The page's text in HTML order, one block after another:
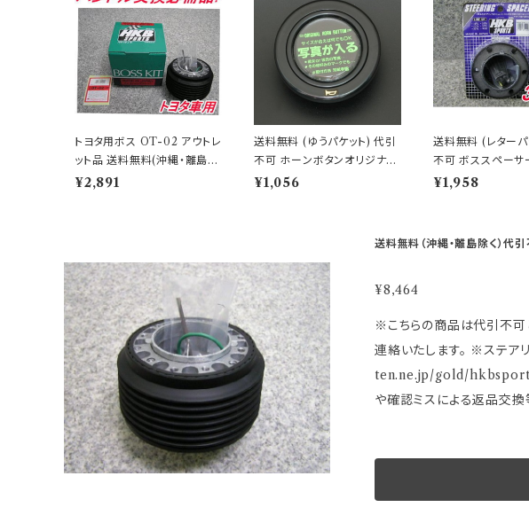
トヨタ用ボス OT-02 アウトレ
ット品 送料無料(沖縄・離島除
く)代引不可
¥2,891
送料無料 (ゆうパケット) 代引
不可 ホーンボタンオリジナル/
ブラック 【HB-11】
¥1,056
送料無料 (レターパ
不可 ボススペー
¥1,958
¥8,464
※こちらの商品は代引不可となります。 ※沖縄本島、沖縄県離島及び他県の離島送料は 1500
連絡いたします。 ※ステアリングボスには必ず適合がございます。 下記より確認してご購入下さい。 適合に関しては http://www.raku
ten.ne.jp/gold/hkbsports/gaisyarakuten.htm http://
や確認ミスによる返品交
MOMOレースハンドル及
MOMOアースキットが必要になります。